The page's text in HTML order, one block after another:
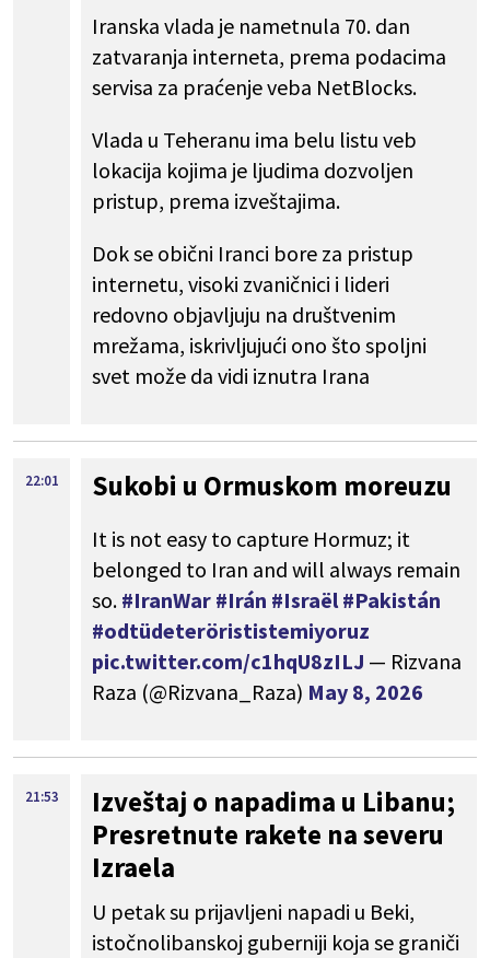
Iranska vlada je nametnula 70. dan
zatvaranja interneta, prema podacima
servisa za praćenje veba NetBlocks.
Vlada u Teheranu ima belu listu veb
lokacija kojima je ljudima dozvoljen
pristup, prema izveštajima.
Dok se obični Iranci bore za pristup
internetu, visoki zvaničnici i lideri
redovno objavljuju na društvenim
mrežama, iskrivljujući ono što spoljni
svet može da vidi iznutra Irana
22:01 Sukobi u Ormuskom moreuzu
It is not easy to capture Hormuz; it
belonged to Iran and will always remain
so. #IranWar‌ #Irán #Israël #Pakistán
#odtüdeterörististemiyoruz
pic.twitter.com/c1hqU8zILJ — Rizvana
Raza (@Rizvana_Raza) May 8, 2026
21:53
Izveštaj o napadima u Libanu;
Presretnute rakete na severu
Izraela
U petak su prijavljeni napadi u Beki,
istočnolibanskoj guberniji koja se graniči